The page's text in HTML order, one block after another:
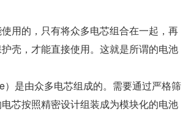
用的，只有将众多电芯组合在一起，再
壳，才能直接使用。这就是所谓的电池
）是由众多电芯组成的。需要通过严格筛
芯按照精密设计组装成为模块化的电池